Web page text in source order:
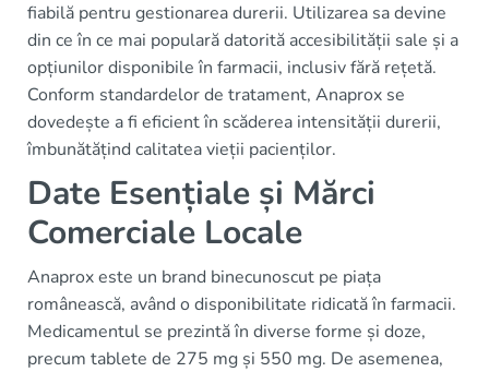
fiabilă pentru gestionarea durerii. Utilizarea sa devine
din ce în ce mai populară datorită accesibilității sale și a
opțiunilor disponibile în farmacii, inclusiv fără rețetă.
Conform standardelor de tratament, Anaprox se
dovedește a fi eficient în scăderea intensității durerii,
îmbunătățind calitatea vieții pacienților.
Date Esențiale și Mărci
Comerciale Locale
Anaprox este un brand binecunoscut pe piața
românească, având o disponibilitate ridicată în farmacii.
Medicamentul se prezintă în diverse forme și doze,
precum tablete de 275 mg și 550 mg. De asemenea,